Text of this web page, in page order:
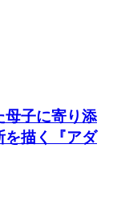
母子に寄り添
を描く『アダ